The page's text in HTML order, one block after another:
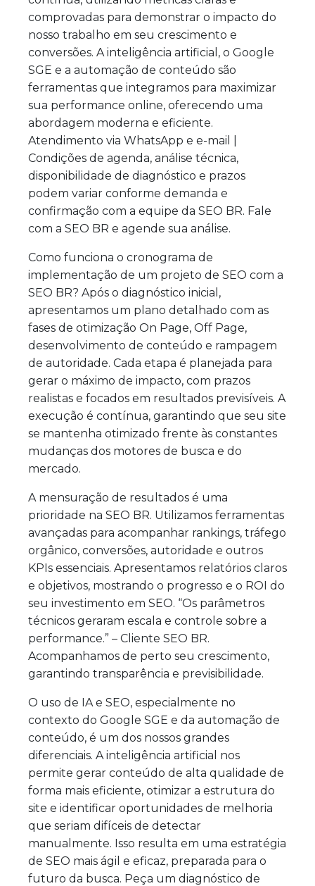
comprovadas para demonstrar o impacto do
nosso trabalho em seu crescimento e
conversões. A inteligência artificial, o Google
SGE e a automação de conteúdo são
ferramentas que integramos para maximizar
sua performance online, oferecendo uma
abordagem moderna e eficiente.
Atendimento via WhatsApp e e-mail |
Condições de agenda, análise técnica,
disponibilidade de diagnóstico e prazos
podem variar conforme demanda e
confirmação com a equipe da SEO BR. Fale
com a SEO BR e agende sua análise.
Como funciona o cronograma de
implementação de um projeto de SEO com a
SEO BR? Após o diagnóstico inicial,
apresentamos um plano detalhado com as
fases de otimização On Page, Off Page,
desenvolvimento de conteúdo e rampagem
de autoridade. Cada etapa é planejada para
gerar o máximo de impacto, com prazos
realistas e focados em resultados previsíveis. A
execução é contínua, garantindo que seu site
se mantenha otimizado frente às constantes
mudanças dos motores de busca e do
mercado.
A mensuração de resultados é uma
prioridade na SEO BR. Utilizamos ferramentas
avançadas para acompanhar rankings, tráfego
orgânico, conversões, autoridade e outros
KPIs essenciais. Apresentamos relatórios claros
e objetivos, mostrando o progresso e o ROI do
seu investimento em SEO. “Os parâmetros
técnicos geraram escala e controle sobre a
performance.” – Cliente SEO BR.
Acompanhamos de perto seu crescimento,
garantindo transparência e previsibilidade.
O uso de IA e SEO, especialmente no
contexto do Google SGE e da automação de
conteúdo, é um dos nossos grandes
diferenciais. A inteligência artificial nos
permite gerar conteúdo de alta qualidade de
forma mais eficiente, otimizar a estrutura do
site e identificar oportunidades de melhoria
que seriam difíceis de detectar
manualmente. Isso resulta em uma estratégia
de SEO mais ágil e eficaz, preparada para o
futuro da busca. Peça um diagnóstico de